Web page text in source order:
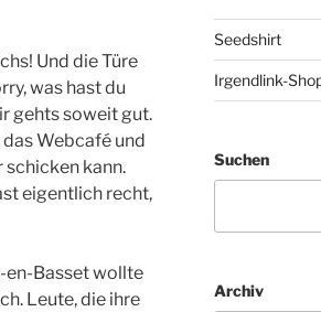
Und die Türe
was hast du
gehts soweit gut.
das Webcafé und
schicken kann.
eigentlich recht,
en-Basset wollte
Leute, die ihre
Seedshirt
Irgendlink-
Suchen
Archiv